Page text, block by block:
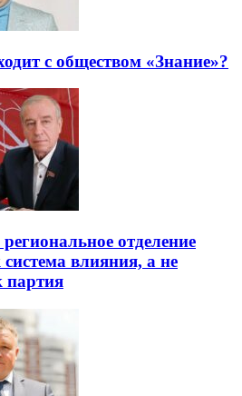
с обществом «Знание»?
отделение
влияния, а не
партия